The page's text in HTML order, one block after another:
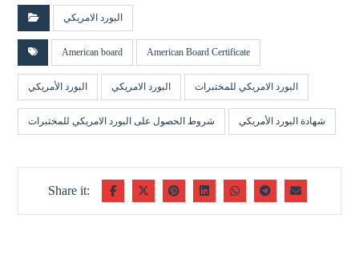
البورد الامريكي
American board American Board Certificate
البورد الأمريكي البورد الامريكي البورد الامريكي للمختبرات
شروط الحصول على البورد الامريكي للمختبرات شهادة البورد الأمريكي